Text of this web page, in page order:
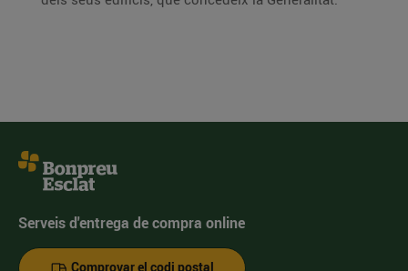
Serveis d'entrega de compra online
Comprovar el codi postal